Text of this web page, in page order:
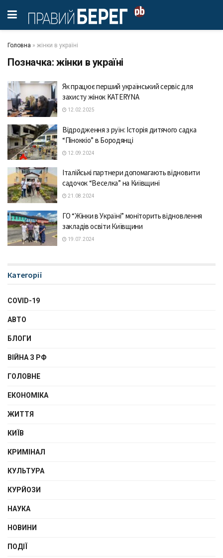
Головна » жінки в україні
Позначка: жінки в україні
Як працює перший український сервіс для
захисту жінок KATERYNA
12.02.2025
Відродження з руїн: Історія дитячого садка
“Піноккіо” в Бородянці
12.09.2024
Італійські партнери допомагають відновити
садочок “Веселка” на Київщині
21.08.2024
ГО “Жінки в Україні” моніторить відновлення
закладів освіти Київщини
19.07.2024
Категорії
COVID-19
АВТО
БЛОГИ
ВІЙНА З РФ
ГОЛОВНЕ
ЕКОНОМІКА
ЖИТТЯ
КИЇВ
КРИМІНАЛ
КУЛЬТУРА
КУРЙОЗИ
НАУКА
НОВИНИ
ПОДІЇ